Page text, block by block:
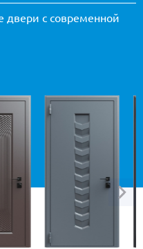
двери с современной